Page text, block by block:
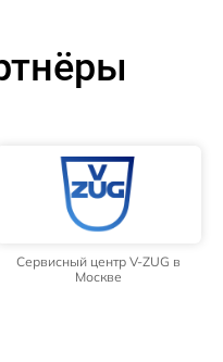
Сервисный центр V-ZUG в
Москве